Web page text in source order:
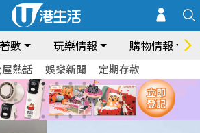
數 玩樂情報 購物情報
熱話 娛樂新聞 定期存款